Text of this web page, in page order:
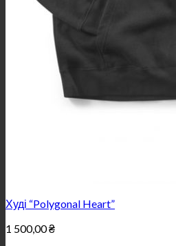
Худі “Polygonal Heart”
1 500,00₴